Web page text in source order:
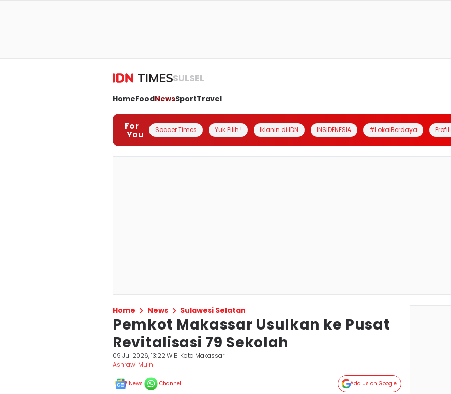
SULSEL
HomeFoodNewsSportTravel
For
You Soccer Times Yuk Pilih ! Iklanin di IDN INSIDENESIA #LokalBerdaya
Home News Sulawesi Selatan
Pemkot Makassar Usulkan ke Pusat
Revitalisasi 79 Sekolah
09 Jul 2026, 13:22 WIB Kota Makassar
Ashrawi Muin
News Channel Add Us on Google